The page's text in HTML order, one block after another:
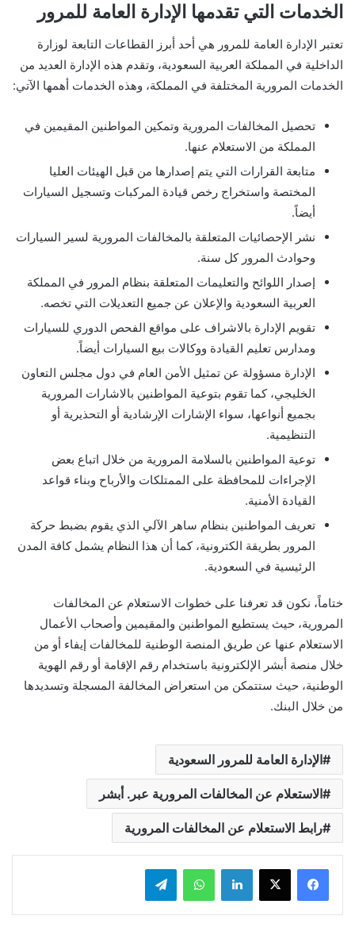
الخدمات التي تقدمها الإدارة العامة للمرور
تعتبر الإدارة العامة للمرور هي أحد أبرز القطاعات التابعة لوزارة
الداخلية في المملكة العربية السعودية، وتقدم هذه الإدارة العديد من
الخدمات المرورية المختلفة في المملكة، وهذه الخدمات أهمها الآتي:
تحصيل المخالفات المرورية وتمكين المواطنين المقيمين في
المملكة من الاستعلام عنها.
متابعة القرارات التي يتم إصدارها من قبل الهيئات العليا
المختصة واستخراج رخص قيادة المركبات وتسجيل السيارات
أيضاً.
نشر الإحصائيات المتعلقة بالمخالفات المرورية لسير السيارات
وحوادث المرور كل سنة.
إصدار اللوائح والتعليمات المتعلقة بنظام المرور في المملكة
العربية السعودية والإعلان عن جميع التعديلات التي تخصه.
تقويم الإدارة بالاشراف على مواقع الفحص الدوري للسيارات
ومدارس تعليم القيادة ووكالات بيع السيارات أيضاً.
الإدارة مسؤولة عن تمثيل الأمن العام في دول مجلس التعاون
الخليجي، كما تقوم بتوعية المواطنين بالاشارات المرورية
بجميع أنواعها، سواء الإشارات الإرشادية أو التحذيرية أو
التنظيمية.
توعية المواطنين بالسلامة المرورية من خلال اتباع بعض
الإجراءات للمحافظة على الممتلكات والأرباح وبناء قواعد
القيادة الأمنية.
تعريف المواطنين بنظام ساهر الآلي الذي يقوم بضبط حركة
المرور بطريقة الكترونية، كما أن هذا النظام يشمل كافة المدن
الرئيسية في السعودية.
ختاماً، نكون قد تعرفنا على خطوات الاستعلام عن المخالفات
المرورية، حيث يستطيع المواطنين والمقيمين وأصحاب الأعمال
الاستعلام عنها عن طريق المنصة الوطنية للمخالفات إيفاء أو من
خلال منصة أبشر الإلكترونية باستخدام رقم الإقامة أو رقم الهوية
الوطنية، حيث ستتمكن من استعراض المخالفة المسجلة وتسديدها
من خلال البنك.
الإدارة العامة للمرور السعودية
الاستعلام عن المخالفات المرورية عبر. أبشر
رابط الاستعلام عن المخالفات المرورية
لينكدإن واتساب